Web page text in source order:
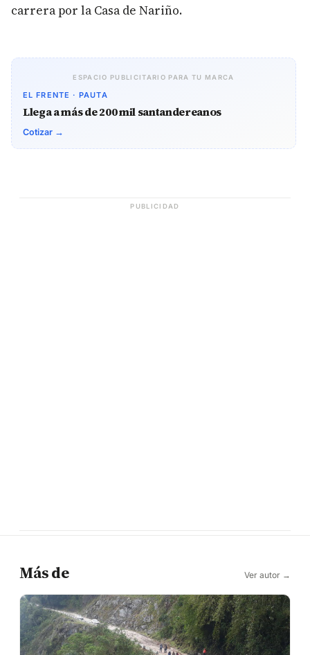
carrera por la Casa de Nariño.
ESPACIO PUBLICITARIO PARA TU MARCA
EL FRENTE · PAUTA
Llega a más de 200 mil santandereanos
Cotizar →
PUBLICIDAD
Más de Ver autor →